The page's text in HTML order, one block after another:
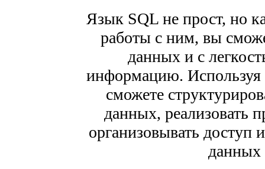
Язык SQL не прост, но
работы с ним, вы
данных и с
информацию.
сможете
данных, реализовать
организовывать доступ
данных